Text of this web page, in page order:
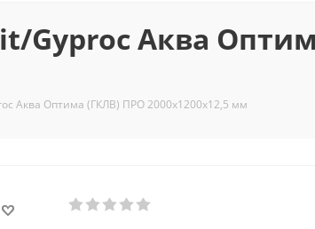
Gyproc Аква
Аква Оптима (ГКЛВ) ПРО 2000х1200х12,5 мм